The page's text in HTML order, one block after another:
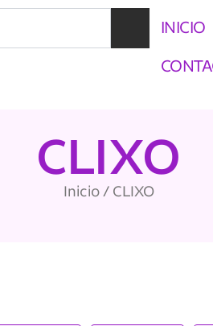
INICIO
CLIXO
Inicio/ CLIXO